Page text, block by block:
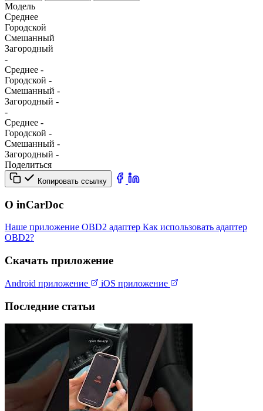
Модель
Среднее
Городской
Смешанный
Загородный
-
Среднее -
Городской -
Смешанный -
Загородный -
-
Среднее -
Городской -
Смешанный -
Загородный -
Поделиться
Копировать ссылку
О inCarDoc
Наше приложение OBD2 адаптер Как использовать адаптер
OBD2?
Скачать приложение
Android приложение iOS приложение
Последние статьи